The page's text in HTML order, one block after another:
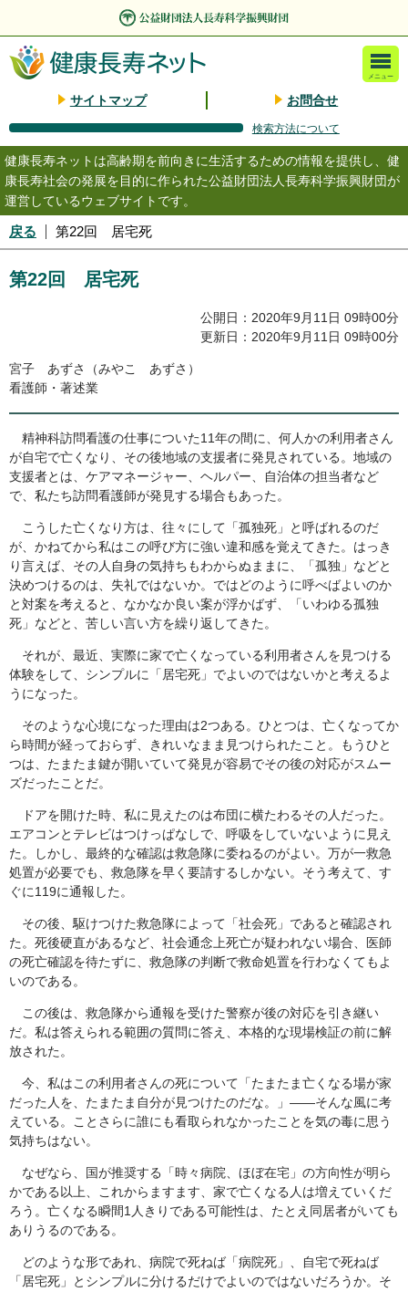
サイトマップ お問合せ
メニュー
検索方法について
健康長寿ネットは高齢期を前向きに生活するための情報を提供し、健
康長寿社会の発展を目的に作られた公益財団法人長寿科学振興財団が
運営しているウェブサイトです。
戻る 第22回 居宅死
第22回 居宅死
公開日：2020年9月11日 09時00分
更新日：2020年9月11日 09時00分
宮子 あずさ（みやこ あずさ）
看護師・著述業
精神科訪問看護の仕事についた11年の間に、何人かの利用者さん
が自宅で亡くなり、その後地域の支援者に発見されている。地域の
支援者とは、ケアマネージャー、ヘルパー、自治体の担当者など
で、私たち訪問看護師が発見する場合もあった。
こうした亡くなり方は、往々にして「孤独死」と呼ばれるのだ
が、かねてから私はこの呼び方に強い違和感を覚えてきた。はっき
り言えば、その人自身の気持ちもわからぬままに、「孤独」などと
決めつけるのは、失礼ではないか。ではどのように呼べばよいのか
と対案を考えると、なかなか良い案が浮かばず、「いわゆる孤独
死」などと、苦しい言い方を繰り返してきた。
それが、最近、実際に家で亡くなっている利用者さんを見つける
体験をして、シンプルに「居宅死」でよいのではないかと考えるよ
うになった。
そのような心境になった理由は2つある。ひとつは、亡くなってか
ら時間が経っておらず、きれいなまま見つけられたこと。もうひと
つは、たまたま鍵が開いていて発見が容易でその後の対応がスムー
ズだったことだ。
ドアを開けた時、私に見えたのは布団に横たわるその人だった。
エアコンとテレビはつけっぱなしで、呼吸をしていないように見え
た。しかし、最終的な確認は救急隊に委ねるのがよい。万が一救急
処置が必要でも、救急隊を早く要請するしかない。そう考えて、す
ぐに119に通報した。
その後、駆けつけた救急隊によって「社会死」であると確認され
た。死後硬直があるなど、社会通念上死亡が疑われない場合、医師
の死亡確認を待たずに、救急隊の判断で救命処置を行わなくてもよ
いのである。
この後は、救急隊から通報を受けた警察が後の対応を引き継い
だ。私は答えられる範囲の質問に答え、本格的な現場検証の前に解
放された。
今、私はこの利用者さんの死について「たまたま亡くなる場が家
だった人を、たまたま自分が見つけたのだな。」――そんな風に考
えている。ことさらに誰にも看取られなかったことを気の毒に思う
気持ちはない。
なぜなら、国が推奨する「時々病院、ほぼ在宅」の方向性が明ら
かである以上、これからますます、家で亡くなる人は増えていくだ
ろう。亡くなる瞬間1人きりである可能性は、たとえ同居者がいても
ありうるのである。
どのような形であれ、病院で死ねば「病院死」、自宅で死ねば
「居宅死」とシンプルに分けるだけでよいのではないだろうか。そ